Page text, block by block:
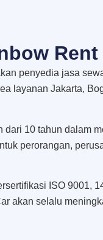
Rent
penyedia jasa
layanan Jakarta,
dari 10 tahun dalam
perorangan,
ISO 9001,
akan selalu